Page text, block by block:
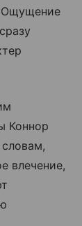
Ощущение
Коннор
влечение,